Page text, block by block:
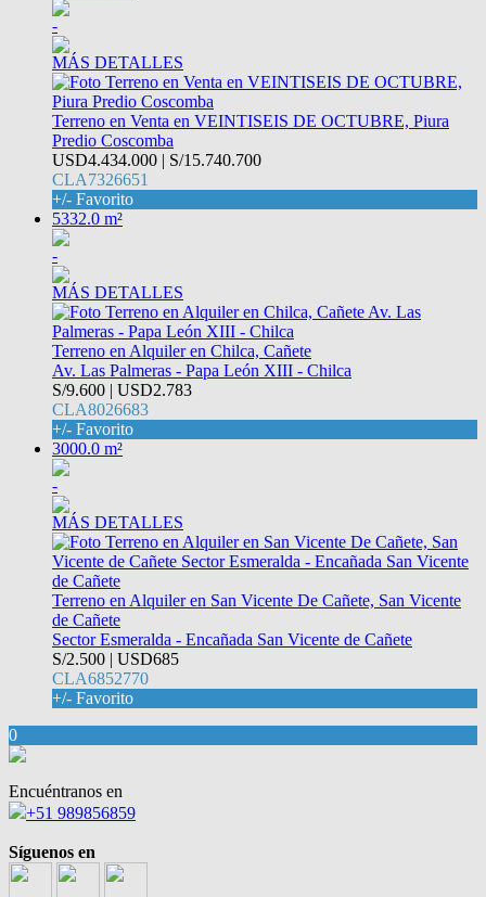
-
MÁS DETALLES
Terreno en Venta en VEINTISEIS DE OCTUBRE, Piura
Predio Coscomba
USD4.434.000 | S/15.740.700
CLA7326651
+/- Favorito
5332.0 m²
-
MÁS DETALLES
Terreno en Alquiler en Chilca, Cañete
Av. Las Palmeras - Papa León XIII - Chilca
S/9.600 | USD2.783
CLA8026683
+/- Favorito
3000.0 m²
-
MÁS DETALLES
Terreno en Alquiler en San Vicente De Cañete, San Vicente
de Cañete
Sector Esmeralda - Encañada San Vicente de Cañete
S/2.500 | USD685
CLA6852770
+/- Favorito
0
Encuéntranos en
+51 989856859
Síguenos en